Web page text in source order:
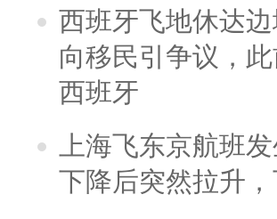
西班牙飞地休达
向移民引争议，
西班牙
上海飞东京航班
下降后突然拉升